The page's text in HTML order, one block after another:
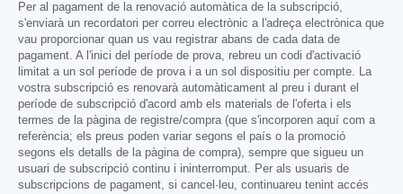
Per al pagament de la renovació automàtica de la subscripció,
s'enviarà un recordatori per correu electrònic a l'adreça electrònica que
vau proporcionar quan us vau registrar abans de cada data de
pagament. A l'inici del període de prova, rebreu un codi d'activació
limitat a un sol període de prova i a un sol dispositiu per compte. La
vostra subscripció es renovarà automàticament al preu i durant el
període de subscripció d'acord amb els materials de l'oferta i els
termes de la pàgina de registre/compra (que s'incorporen aquí com a
referència; els preus poden variar segons el país o la promoció
segons els detalls de la pàgina de compra), sempre que sigueu un
usuari de subscripció continu i ininterromput. Per als usuaris de
subscripcions de pagament, si cancel·leu, continuareu tenint accés